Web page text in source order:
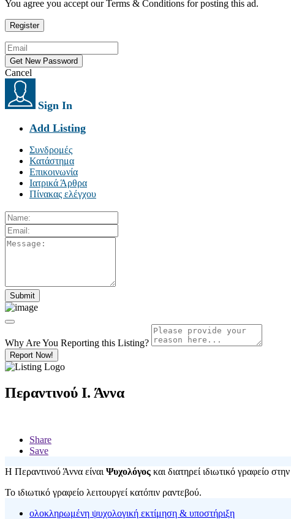
You agree you accept our Terms & Conditions for posting this ad.
Cancel
Sign In
Add Listing
Συνδρομές
Κατάστημα
Επικοινωνία
Ιατρικά Άρθρα
Πίνακας ελέγχου
Why Are You Reporting this Listing?
Report Now!
Περαντινού Ι. Άννα
Share
Save
Η Περαντινού Άννα είναι Ψυχολόγος και διατηρεί ιδιωτικό γραφείο στην
Το ιδιωτικό γραφείο λειτουργεί κατόπιν ραντεβού.
ολοκληρωμένη ψυχολογική εκτίμηση & υποστήριξη